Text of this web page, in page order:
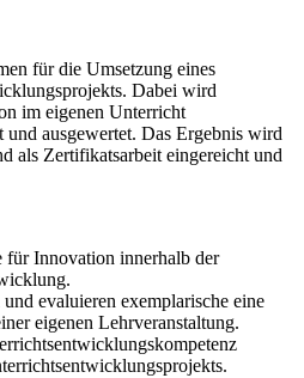
für die Umsetzung eines
Dabei wird
im eigenen Unterricht
ausgewertet. Das Ergebnis wird
als Zertifikatsarbeit eingereicht und
für Innovation innerhalb der
evaluieren exemplarische eine
eigenen Lehrveranstaltung.